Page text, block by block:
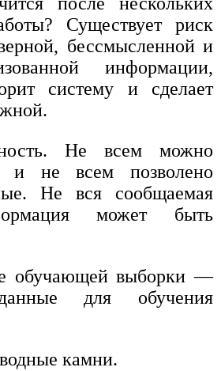
Существует риск
бессмысленной и
информации,
систему и сделает
Не всем можно
и не всем позволено
Не вся сообщаемая
может быть
обучающей выборки —
для обучения
камни.